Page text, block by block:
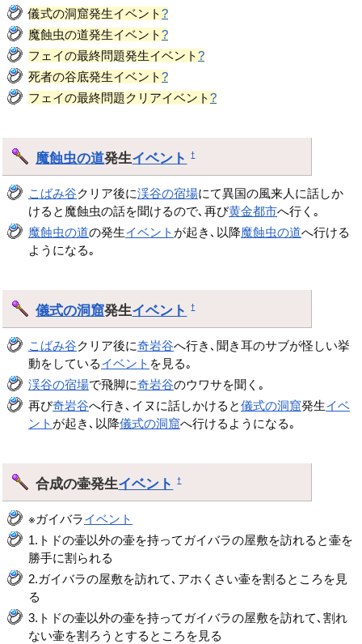
儀式の洞窟発生イベント?
魔蝕虫の道発生イベント?
フェイの最終問題発生イベント?
死者の谷底発生イベント?
フェイの最終問題クリアイベント?
魔蝕虫の道発生イベント †
こばみ谷クリア後に渓谷の宿場にて異国の風来人に話しか
けると魔蝕虫の話を聞けるので､再び黄金都市へ行く｡
魔蝕虫の道の発生イベント が起き､以降魔蝕虫の道へ行ける
ようになる｡
儀式の洞窟発生イベント †
こばみ谷クリア後に奇岩谷へ行き､聞き耳のサブが怪しい挙
動をしているイベント を見る｡
渓谷の宿場で飛脚に奇岩谷のウワサを聞く｡
再び奇岩谷へ行き､イヌに話しかけると儀式の洞窟発生イベ
ント が起き､以降儀式の洞窟へ行けるようになる｡
合成の壷発生イベント †
※ガイバライベント
1.トドの壷以外の壷を持ってガイバラの屋敷を訪れると壷を
勝手に割られる
2.ガイバラの屋敷を訪れて､アホくさい壷を割るところを見
る
3.トドの壷以外の壷を持ってガイバラの屋敷を訪れて､割れ
ない壷を割ろうとするところを見る